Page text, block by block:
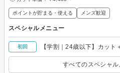
ポイントが貯まる・使える メンズ歓迎
スペシャルメニュー
初回 【学割｜24歳以下】カット
すべてのスペシャ